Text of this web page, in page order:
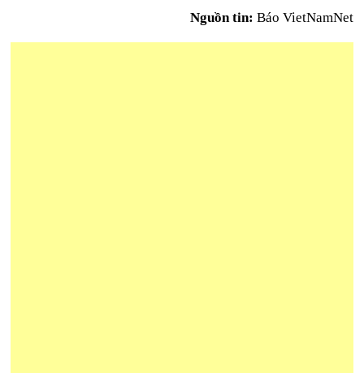
Nguồn tin: Báo VietNamNet